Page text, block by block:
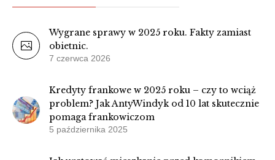
Wygrane sprawy w 2025 roku. Fakty zamiast
obietnic.
7 czerwca 2026
Kredyty frankowe w 2025 roku – czy to wciąż
problem? Jak AntyWindyk od 10 lat skutecznie
pomaga frankowiczom
5 października 2025